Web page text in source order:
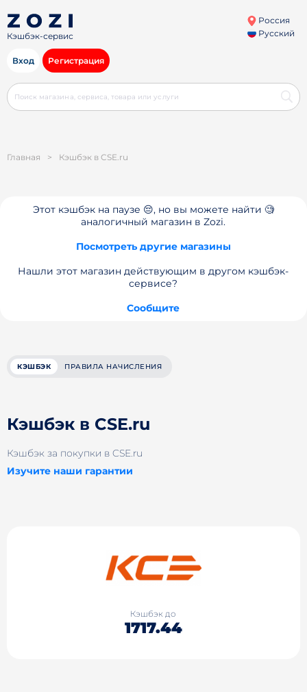
Кэшбэк-сервис
Россия
Русский
Вход Регистрация
Главная > Кэшбэк в CSE.ru
Этот кэшбэк на паузе 😔, но вы можете найти 🧐
аналогичный магазин в Zozi.
Посмотреть другие магазины
Нашли этот магазин действующим в другом кэшбэк-
сервисе?
Сообщите
КЭШБЭК ПРАВИЛА НАЧИСЛЕНИЯ
Кэшбэк в CSE.ru
Кэшбэк за покупки в CSE.ru
Изучите наши гарантии
Кэшбэк до
1717.44